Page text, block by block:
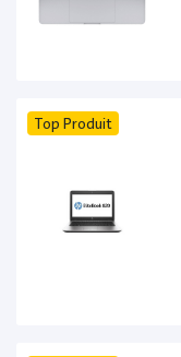
Top Produit